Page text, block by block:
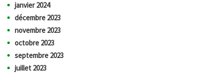
janvier 2024
décembre 2023
novembre 2023
octobre 2023
septembre 2023
juillet 2023